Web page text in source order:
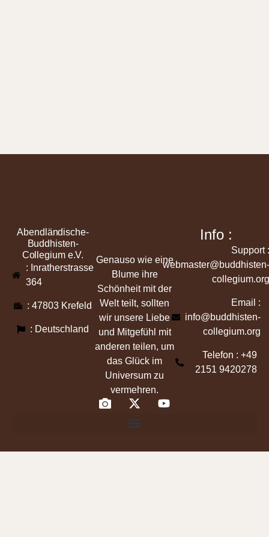
Abendländische-
Buddhisten-
Collegium e.V.
: Inratherstrasse
364
: 47803 Krefeld
: Deutschland
Genauso wie eine
Blume ihre
Schönheit mit der
Welt teilt, sollten
wir unsere Liebe
und Mitgefühl mit
anderen teilen, um
das Glück im
Universum zu
vermehren.
Info :
Support :
webmaster@buddhisten-
collegium.org
Email :
info@buddhisten-
collegium.org
Telefon : +49
2151 9420278